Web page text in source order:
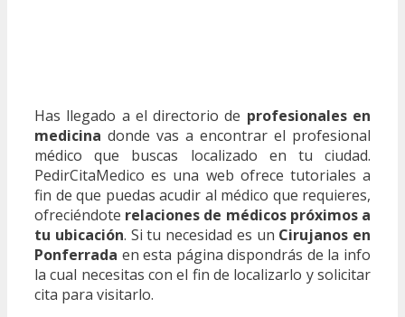
Has llegado a el directorio de profesionales en
medicina donde vas a encontrar el profesional
médico que buscas localizado en tu ciudad.
PedirCitaMedico es una web ofrece tutoriales a
fin de que puedas acudir al médico que requieres,
ofreciéndote relaciones de médicos próximos a
tu ubicación. Si tu necesidad es un Cirujanos en
Ponferrada en esta página dispondrás de la info
la cual necesitas con el fin de localizarlo y solicitar
cita para visitarlo.